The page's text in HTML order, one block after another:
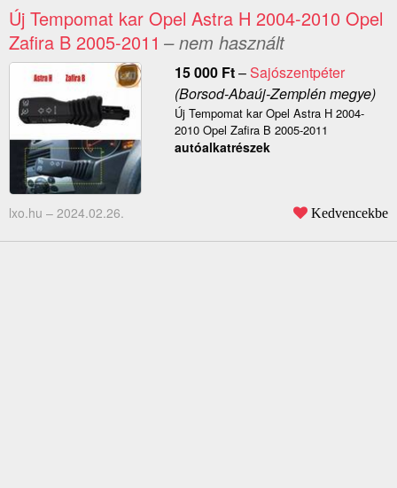
Új Tempomat kar Opel Astra H 2004-2010 Opel
Zafira B 2005-2011 – nem használt
15 000 Ft–Sajószentpéter
(Borsod-Abaúj-Zemplén megye)
Új Tempomat kar Opel Astra H 2004-
2010 Opel Zafira B 2005-2011
autóalkatrészek
lxo.hu – 2024.02.26. Kedvencekbe